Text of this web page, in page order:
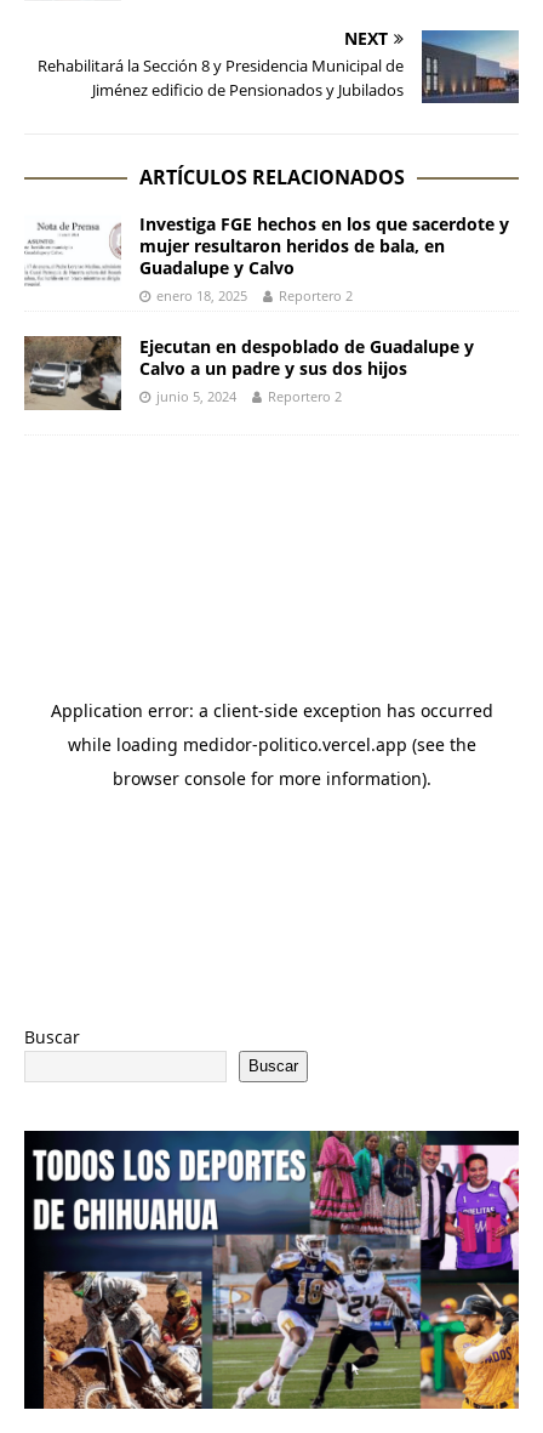
NEXT
Rehabilitará la Sección 8 y Presidencia Municipal de
Jiménez edificio de Pensionados y Jubilados
ARTÍCULOS RELACIONADOS
Investiga FGE hechos en los que sacerdote y
mujer resultaron heridos de bala, en
Guadalupe y Calvo
enero 18, 2025 Reportero 2
Ejecutan en despoblado de Guadalupe y
Calvo a un padre y sus dos hijos
junio 5, 2024 Reportero 2
Buscar
Buscar